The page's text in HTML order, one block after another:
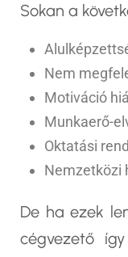
Sokan a
Nem
Motiváció
Munkaerő-
Oktatási
Nemzetközi
De ha ezek
cégvezető